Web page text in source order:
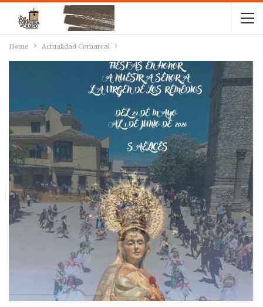
Home Actualidad Comarcal